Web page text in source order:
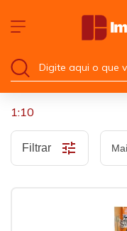
1:10
Filtrar